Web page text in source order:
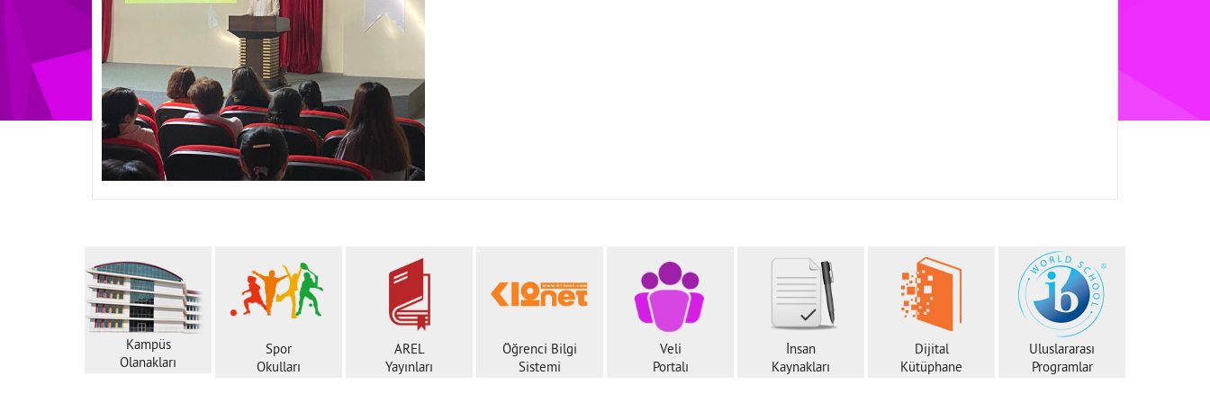
Kampüs
Olanakları
Spor
Okulları
AREL
Yayınları
Öğrenci Bilgi
Sistemi
Veli
Portalı
İnsan
Kaynakları
Dijital
Kütüphane
Uluslararası
Programlar